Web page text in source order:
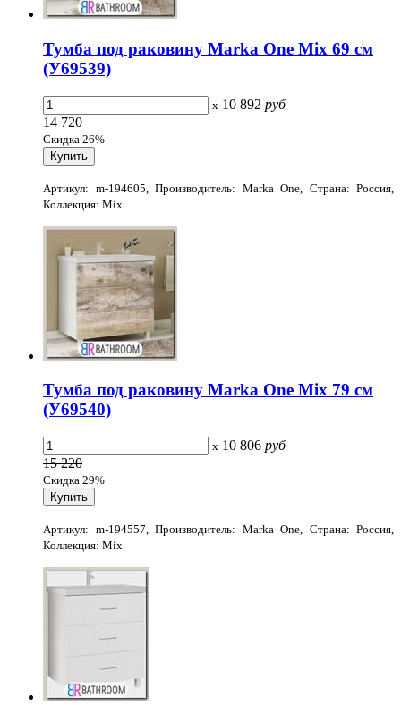
Тумба под раковину Marka One Mix 69 см
(У69539)
x 10 892 руб
14 720
Скидка 26%
Артикул: m-194605, Производитель: Marka One, Страна: Россия,
Коллекция: Mix
Тумба под раковину Marka One Mix 79 см
(У69540)
x 10 806 руб
15 220
Скидка 29%
Артикул: m-194557, Производитель: Marka One, Страна: Россия,
Коллекция: Mix